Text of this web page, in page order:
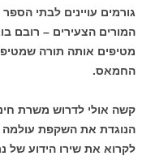
גורמים עויינים לבתי
המורים הצעירים – רובם
מטיפים אותה תורה
החמאס.
קשה אולי לדרוש משרת
הנוגדת את השקפת
לקרוא את שירו הידוע של